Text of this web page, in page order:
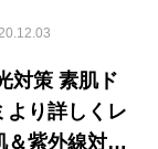
より詳しくレ
＆紫外線対策